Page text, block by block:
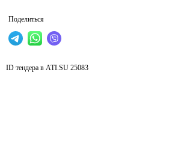
Поделиться
ID тендера в ATI.SU 25083